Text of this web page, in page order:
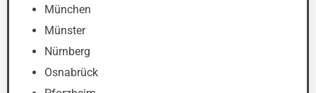
München
Münster
Nürnberg
Osnabrück